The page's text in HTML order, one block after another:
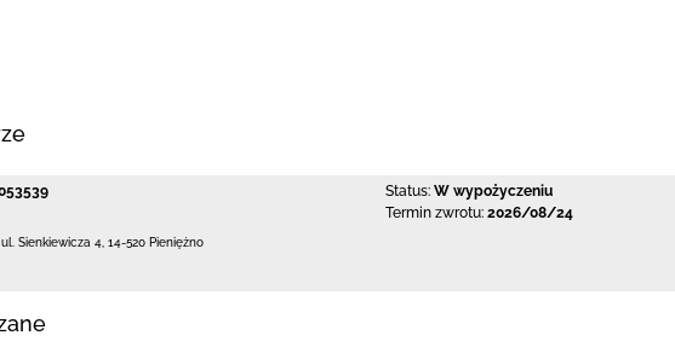
Status: W wypożyczeniu
Termin zwrotu: 2026/08/24
ul. Sienkiewicza 4 14-520 Pieniężno